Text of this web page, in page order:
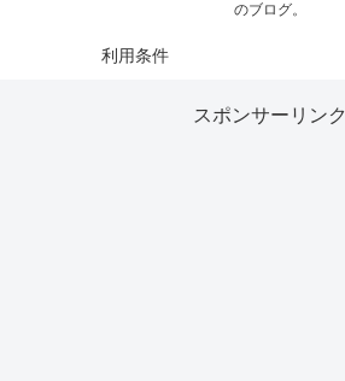
のブログ。
利用条件
スポンサーリンク